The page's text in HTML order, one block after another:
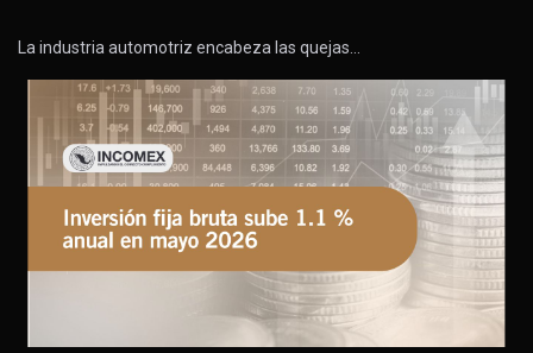
La industria automotriz encabeza las quejas…